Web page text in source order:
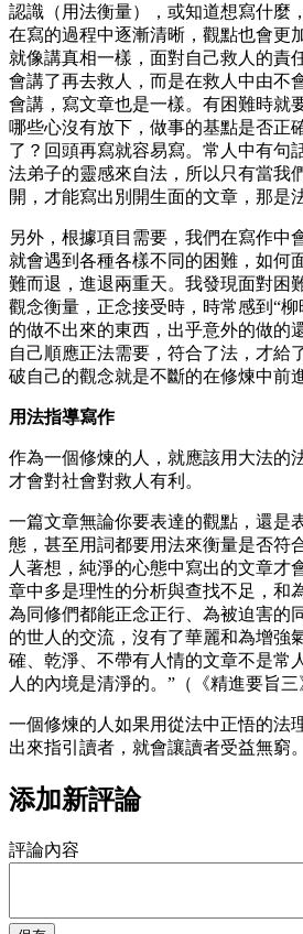
認識（用法衡量），或知道想寫什麼
在寫的過程中逐漸清晰，觀點也會更
就像講真相一樣，面對自己救人的責
會講了再去救人，而是在救人中由不
會講，寫文章也是一樣。有困難時就
哪些心沒有放下，做事的基點是否正
了？回頭再寫就容易寫。常人中有句
法弟子的靈感來自法，所以只有當我
開，才能寫出別開生面的文章，那是
另外，根據項目需要，我們在寫作中
就會遇到各種各樣不同的困難，如何
難而退，進退兩重天。我發現面對困
觀念衡量，正念接受時，時常感到“
的做不出來的東西，出乎意外的做的
自己順應正法需要，符合了法，才給
破自己的觀念就是不斷的在修煉中前進
用法指導寫作
作為一個修煉的人，就應該用大法的
才會對社會對救人有利。
一篇文章無論你要表達的觀點，還是
態，甚至用詞都要用法來衡量是否符
人著想，純淨的心態中寫出的文章才
章中多是理性的分析與查找不足，和
為同修們都能正念正行、為被迫害的
的世人的交流，沒有了華麗和為增強
確、乾淨、不帶有人情的文章不是常
人的內境是清淨的。”（《精進要旨三
一個修煉的人如果用從法中正悟的法
出來指引讀者，就會讓讀者受益無窮。
添加新評論
評論內容